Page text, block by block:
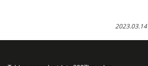
2023.03.14